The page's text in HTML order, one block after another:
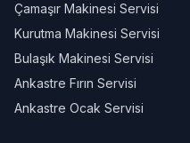
Çamaşır Makinesi Servisi
Kurutma Makinesi Servisi
Bulaşık Makinesi Servisi
Ankastre Fırın Servisi
Ankastre Ocak Servisi